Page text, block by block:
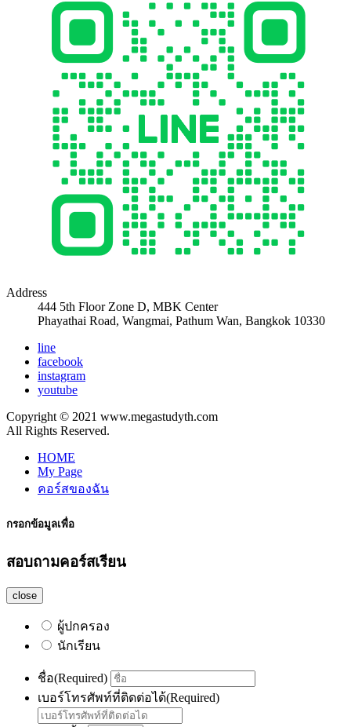
Address
444 5th Floor Zone D, MBK Center
Phayathai Road, Wangmai, Pathum Wan, Bangkok 10330
line
facebook
instagram
youtube
Copyright © 2021 www.megastudyth.com
All Rights Reserved.
HOME
My Page
คอร์สของฉัน
กรอกข้อมูลเพื่อ
สอบถามคอร์สเรียน
close
ผู้ปกครอง
นักเรียน
ชื่อ(Required)
เบอร์โทรศัพท์ที่ติดต่อได้(Required)